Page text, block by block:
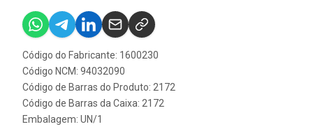
Código do Fabricante: 1600230
Código NCM: 94032090
Código de Barras do Produto: 2172
Código de Barras da Caixa: 2172
Embalagem: UN/1